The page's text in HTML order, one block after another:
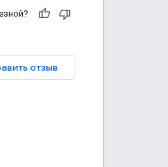
отзыв